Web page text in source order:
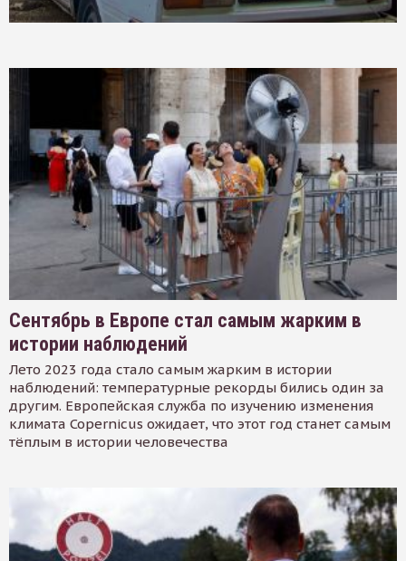
Сентябрь в Европе стал самым жарким в
истории наблюдений
Лето 2023 года стало самым жарким в истории
наблюдений: температурные рекорды бились один за
другим. Европейская служба по изучению изменения
климата Copernicus ожидает, что этот год станет самым
тёплым в истории человечества